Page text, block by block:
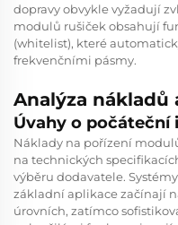
dopravy obvykle vyžadují
modulů rušiček obsahují
(whitelist), které
frekvenčními pásmy.
Analýza nákladů
Úvahy o počáteční
Náklady na pořízení
na technických
výběru dodavatele.
základní aplikace začínají
úrovních, zatímco